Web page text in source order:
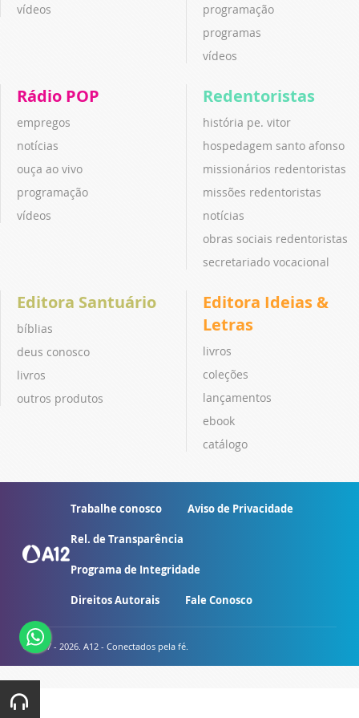
vídeos
programação
programas
vídeos
Rádio POP
empregos
notícias
ouça ao vivo
programação
vídeos
Redentoristas
história pe. vitor
hospedagem santo afonso
missionários redentoristas
missões redentoristas
notícias
obras sociais redentoristas
secretariado vocacional
Editora Santuário
bíblias
deus conosco
livros
outros produtos
Editora Ideias &
Letras
livros
coleções
lançamentos
ebook
catálogo
Trabalhe conosco Aviso de Privacidade
Rel. de Transparência
Programa de Integridade
Direitos Autorais Fale Conosco
© 2007 - 2026. A12 - Conectados pela fé.